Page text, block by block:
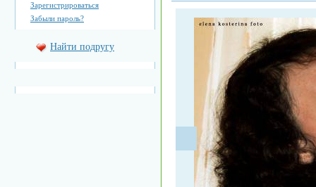
Зарегистрироваться
Забыли пароль?
Найти подругу